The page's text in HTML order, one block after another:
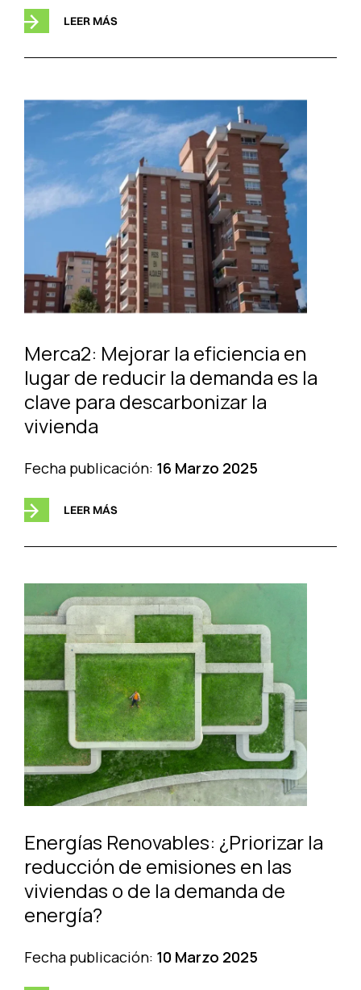
LEER MÁS
Merca2: Mejorar la eficiencia en
lugar de reducir la demanda es la
clave para descarbonizar la
vivienda
Fecha publicación: 16 Marzo 2025
LEER MÁS
Energías Renovables: ¿Priorizar la
reducción de emisiones en las
viviendas o de la demanda de
energía?
Fecha publicación: 10 Marzo 2025